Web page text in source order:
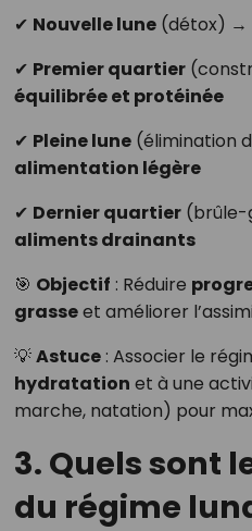
✔ Nouvelle lune(détox) →
✔ Premier quartier
équilibrée et protéinée
✔ Pleine lune(élimination
alimentation légère
✔ Dernier quartier(brûle-
aliments drainants
🎯 Objectif : Réduire
grasseet améliorer
💡Astuce: Associer le
hydratation et à une
marche, natation) pour
3. Quels sont
du régime